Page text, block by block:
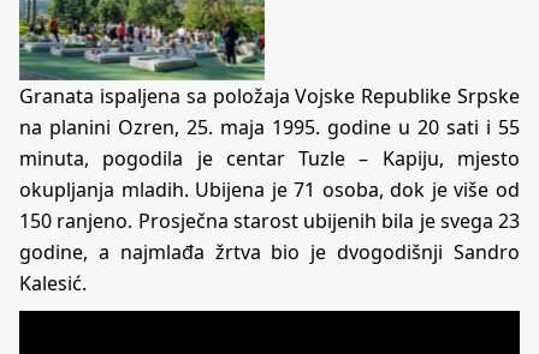
Granata ispaljena sa položaja Vojske Republike Srpske
na planini Ozren, 25. maja 1995. godine u 20 sati i 55
minuta, pogodila je centar Tuzle – Kapiju, mjesto
okupljanja mladih. Ubijena je 71 osoba, dok je više od
150 ranjeno. Prosječna starost ubijenih bila je svega 23
godine, a najmlađa žrtva bio je dvogodišnji Sandro
Kalesić.